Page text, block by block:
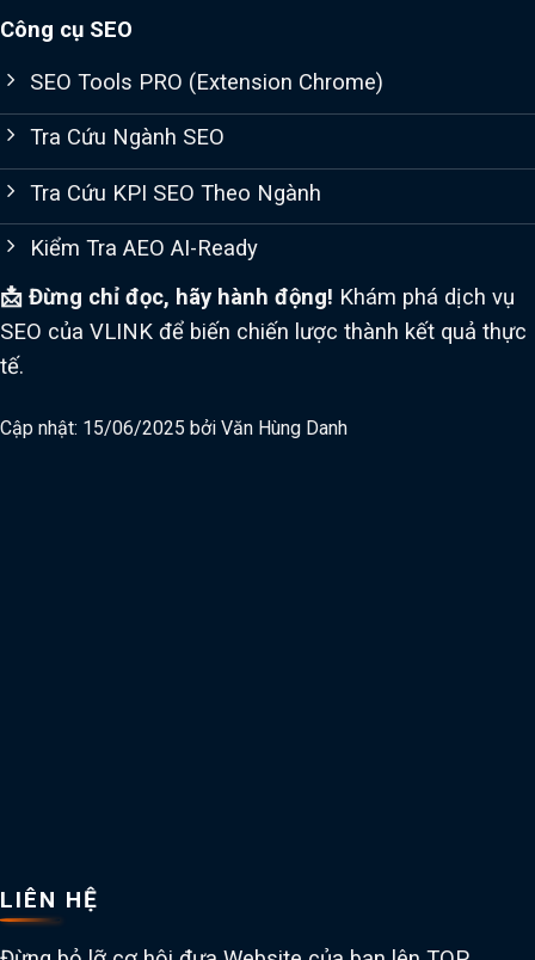
Công cụ SEO
SEO Tools PRO (Extension Chrome)
Tra Cứu Ngành SEO
Tra Cứu KPI SEO Theo Ngành
Kiểm Tra AEO AI-Ready
📩 Đừng chỉ đọc, hãy hành động! Khám phá dịch vụ
SEO của VLINK để biến chiến lược thành kết quả thực
tế.
Cập nhật: 15/06/2025 bởi Văn Hùng Danh
LIÊN HỆ